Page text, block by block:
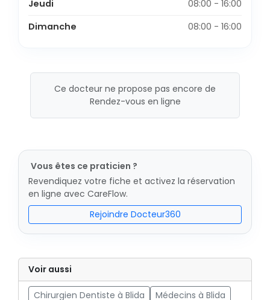
Jeudi
08:00 - 16:00
Dimanche
08:00 - 16:00
Ce docteur ne propose pas encore de
Rendez-vous en ligne
Vous êtes ce praticien ?
Revendiquez votre fiche et activez la réservation
en ligne avec CareFlow.
Rejoindre Docteur360
Voir aussi
Chirurgien Dentiste à Blida Médecins à Blida